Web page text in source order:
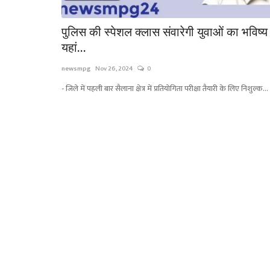
पुलिस की स्पेशल क्लास संवारेगी युवाओं का
यहां...
newsmpg Nov 26, 2024 0
- जिले में पहली बार सैलाना क्षेत्र में प्रतियोगिता परीक्षा तैयारी के लिए निशुल्क...